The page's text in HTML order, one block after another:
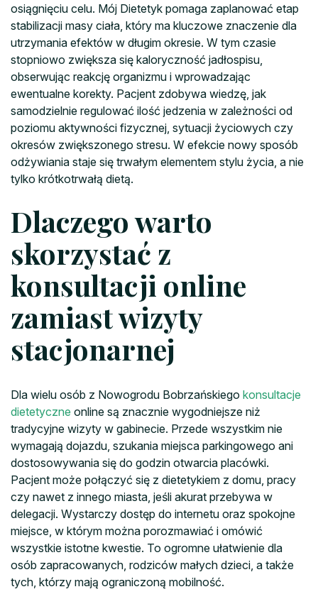
osiągnięciu celu. Mój Dietetyk pomaga zaplanować etap
stabilizacji masy ciała, który ma kluczowe znaczenie dla
utrzymania efektów w długim okresie. W tym czasie
stopniowo zwiększa się kaloryczność jadłospisu,
obserwując reakcję organizmu i wprowadzając
ewentualne korekty. Pacjent zdobywa wiedzę, jak
samodzielnie regulować ilość jedzenia w zależności od
poziomu aktywności fizycznej, sytuacji życiowych czy
okresów zwiększonego stresu. W efekcie nowy sposób
odżywiania staje się trwałym elementem stylu życia, a nie
tylko krótkotrwałą dietą.
Dlaczego warto
skorzystać z
konsultacji online
zamiast wizyty
stacjonarnej
Dla wielu osób z Nowogrodu Bobrzańskiego konsultacje
dietetyczne online są znacznie wygodniejsze niż
tradycyjne wizyty w gabinecie. Przede wszystkim nie
wymagają dojazdu, szukania miejsca parkingowego ani
dostosowywania się do godzin otwarcia placówki.
Pacjent może połączyć się z dietetykiem z domu, pracy
czy nawet z innego miasta, jeśli akurat przebywa w
delegacji. Wystarczy dostęp do internetu oraz spokojne
miejsce, w którym można porozmawiać i omówić
wszystkie istotne kwestie. To ogromne ułatwienie dla
osób zapracowanych, rodziców małych dzieci, a także
tych, którzy mają ograniczoną mobilność.